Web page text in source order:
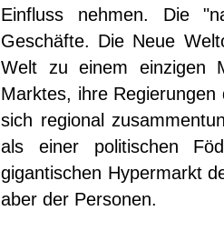
Einfluss nehmen. Die
Geschäfte. Die Neue
Welt zu einem einzigen
Marktes, ihre
sich regional
als einer politischen
gigantischen Hypermarkt
aber der Personen.